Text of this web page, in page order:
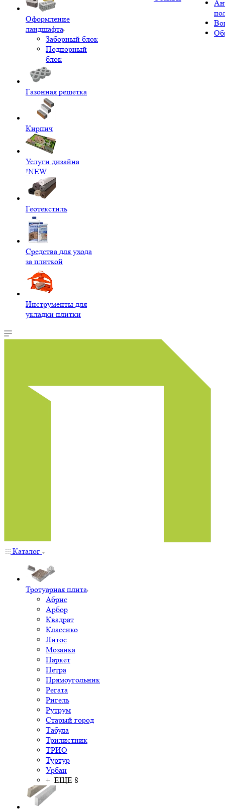
Оформление
ландшафта
Заборный блок
Подпорный
блок
Газонная решетка
Кирпич
Услуги дизайна
!NEW
Геотекстиль
Средства для ухода
за плиткой
Инструменты для
укладки плитки
Каталог
Тротуарная плита
Абрис
Арбор
Квадрат
Классико
Литос
Мозаика
Паркет
Петра
Прямоугольник
Регата
Ригель
Рутрум
Старый город
Табула
Трилистник
ТРИО
Туртур
Урбан
+ ЕЩЕ 8